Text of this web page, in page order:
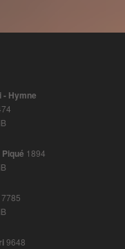
- Hymne
1894
7785
9648